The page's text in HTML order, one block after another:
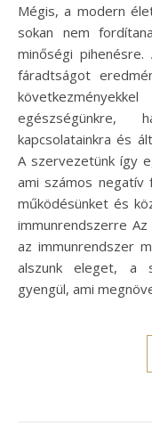
Mégis, a modern
sokan nem
minőségi pihenésre.
fáradtságot
egészségünkre,
kapcsolatainkra és
A szervezetünk így
ami számos negatív
működésünket és
immunrendszerre
az immunrendszer
alszunk eleget, a
gyengül, ami